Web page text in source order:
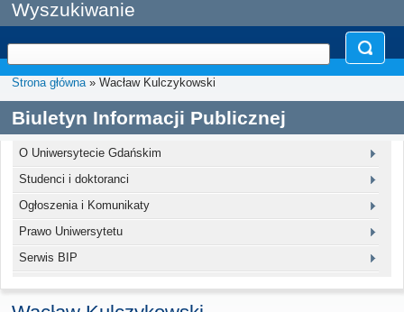
Wyszukiwanie
Strona główna» Wacław Kulczykowski
Biuletyn Informacji Publicznej
O Uniwersytecie Gdańskim
Studenci i doktoranci
Ogłoszenia i Komunikaty
Prawo Uniwersytetu
Serwis BIP